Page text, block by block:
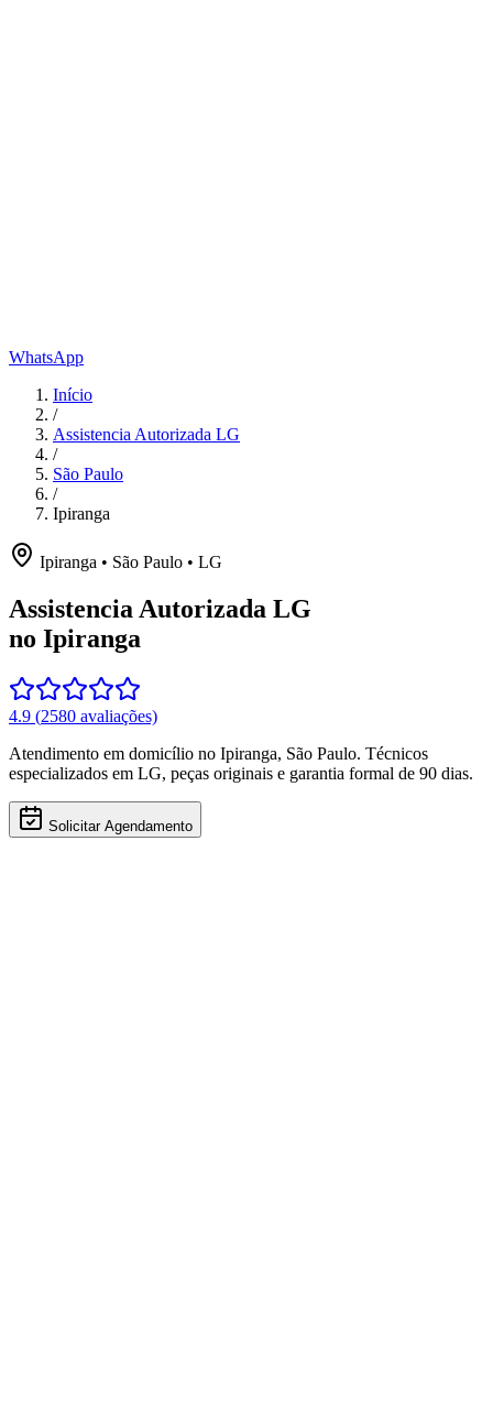
WhatsApp
Início
/
Assistencia Autorizada LG
/
São Paulo
/
Ipiranga
Ipiranga • São Paulo • LG
Assistencia Autorizada LG
no Ipiranga
4.9 (2580 avaliações)
Atendimento em domicílio no Ipiranga, São Paulo. Técnicos
especializados em LG, peças originais e garantia formal de 90 dias.
Solicitar Agendamento